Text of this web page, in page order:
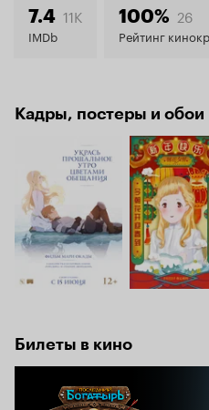
7.4 11K
IMDb
100% 26
Рейтинг
Кадры, постеры и обои
Билеты в кино